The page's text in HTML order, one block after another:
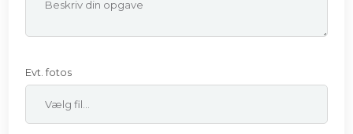
Evt. fotos